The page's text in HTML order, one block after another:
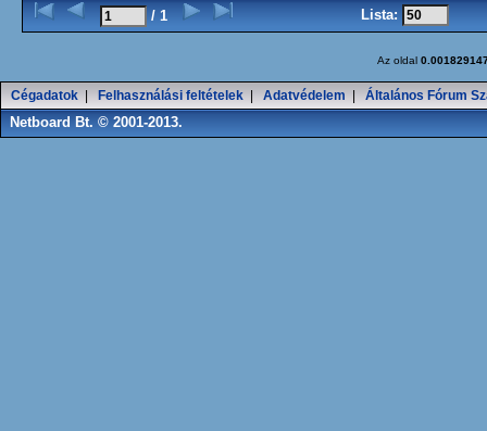
/ 1 Lista:
Az oldal
Cégadatok Felhasználási feltételek Adatvédelem Általános Fórum
Netboard Bt. © 2001-2013.